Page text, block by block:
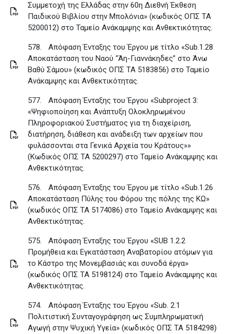
Συμμετοχή της Ελλάδας στην 60η Διεθνή Έκθεση
Παιδικού Βιβλίου στην Μπολόνια» (κωδικός ΟΠΣ ΤΑ
5200012) στο Ταμείο Ανάκαμψης και Ανθεκτικότητας.
578.
Απόφαση Ένταξης του Έργου με τίτλο «Sub.1.28
Αποκατάσταση του Ναού “Άη-Γιαννάκηδες” στο Άνω
Βαθύ Σάμου» (κωδικός ΟΠΣ ΤΑ 5183856) στο Ταμείο
Ανάκαμψης και Ανθεκτικότητας.
577.
Απόφαση Ένταξης του Έργου «Subproject 3:
«Ψηφιοποίηση και Ανάπτυξη Ολοκληρωμένου
Πληροφοριακού Συστήματος για τη διαχείριση,
διατήρηση, διάθεση και ανάδειξη των αρχείων που
φυλάσσονται στα Γενικά Αρχεία του Κράτους»»
(Κωδικός ΟΠΣ ΤΑ 5200297) στο Ταμείο Ανάκαμψης και
Ανθεκτικότητας.
576.
Απόφαση Ένταξης του Έργου με τίτλο «Sub.1.26
Αποκατάσταση Πύλης του Φόρου της πόλης της ΚΩ»
(κωδικός ΟΠΣ ΤΑ 5174086) στο Ταμείο Ανάκαμψης και
Ανθεκτικότητας.
575.
Απόφαση Ένταξης του Έργου «SUB 1.2.2
Προμήθεια και Εγκατάσταση Αναβατορίου ατόμων για
το Κάστρο της Μονεμβασιάς και συνοδά έργα»
(κωδικός ΟΠΣ ΤΑ 5198124) στο Ταμείο Ανάκαμψης και
Ανθεκτικότητας.
574.
Απόφαση Ένταξης του Έργου «Sub. 2.1
Πολιτιστική Συνταγογράφηση ως Συμπληρωματική
Αγωγή στην Ψυχική Υγεία» (κωδικός ΟΠΣ ΤΑ 5184298)